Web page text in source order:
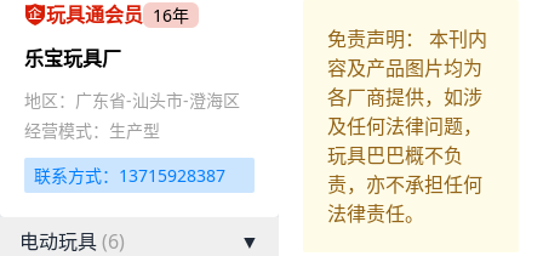
玩具通会员 16年
乐宝玩具厂
地区：广东省-汕头市-澄海区
经营模式：生产型
联系方式：13715928387
电动玩具(6)
▼
免责声明： 本刊内
容及产品图片均为
各厂商提供，如涉
及任何法律问题，
玩具巴巴概不负
责，亦不承担任何
法律责任。